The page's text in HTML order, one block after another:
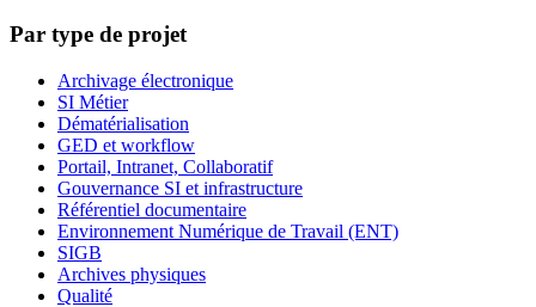
Par type de projet
Archivage électronique
SI Métier
Dématérialisation
GED et workflow
Portail, Intranet, Collaboratif
Gouvernance SI et infrastructure
Référentiel documentaire
Environnement Numérique de Travail (ENT)
SIGB
Archives physiques
Qualité